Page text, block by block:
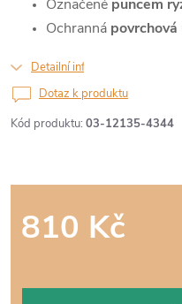
Kód produktu: 03-12135-4344
Označené puncem
Ochranná povrchová
Detailní informace
810 Kč
Dotaz k produktu